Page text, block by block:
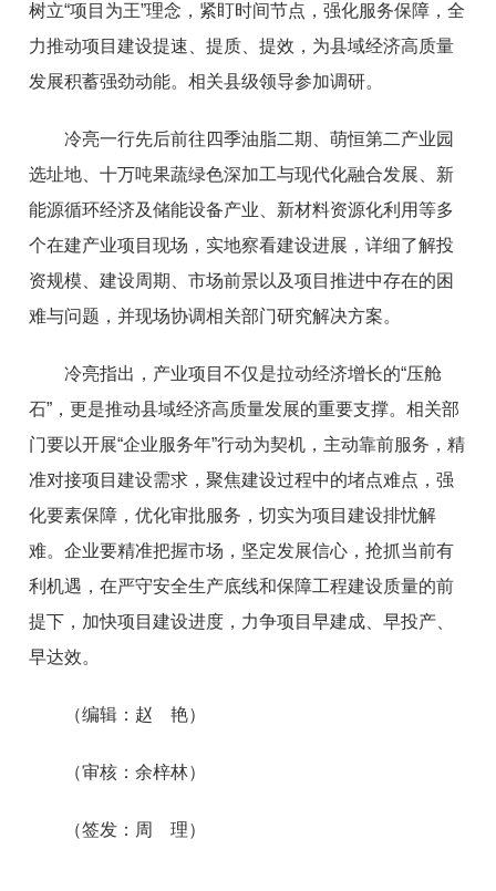
树立“项目为王”理念，紧盯时间节点，强化服务保障，全
力推动项目建设提速、提质、提效，为县域经济高质量
发展积蓄强劲动能。相关县级领导参加调研。
冷亮一行先后前往四季油脂二期、萌恒第二产业园
选址地、十万吨果蔬绿色深加工与现代化融合发展、新
能源循环经济及储能设备产业、新材料资源化利用等多
个在建产业项目现场，实地察看建设进展，详细了解投
资规模、建设周期、市场前景以及项目推进中存在的困
难与问题，并现场协调相关部门研究解决方案。
冷亮指出，产业项目不仅是拉动经济增长的“压舱
石”，更是推动县域经济高质量发展的重要支撑。相关部
门要以开展“企业服务年”行动为契机，主动靠前服务，精
准对接项目建设需求，聚焦建设过程中的堵点难点，强
化要素保障，优化审批服务，切实为项目建设排忧解
难。企业要精准把握市场，坚定发展信心，抢抓当前有
利机遇，在严守安全生产底线和保障工程建设质量的前
提下，加快项目建设进度，力争项目早建成、早投产、
早达效。
（编辑：赵 艳）
（审核：余梓林）
（签发：周 理）